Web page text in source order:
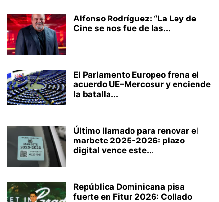
Alfonso Rodríguez: “La Ley de
Cine se nos fue de las...
El Parlamento Europeo frena el
acuerdo UE–Mercosur y enciende
la batalla...
Último llamado para renovar el
marbete 2025-2026: plazo
digital vence este...
República Dominicana pisa
fuerte en Fitur 2026: Collado